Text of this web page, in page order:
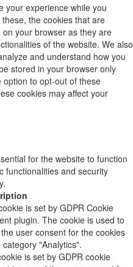
your experience while you
the cookies that are
your browser as they are
of the website. We also
and understand how you
stored in your browser only
option to opt-out of these
cookies may affect your
for the website to function
functionalities and security
is set by GDPR Cookie
plugin. The cookie is used to
user consent for the cookies
category "Analytics".
is set by GDPR cookie